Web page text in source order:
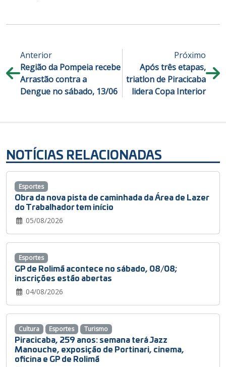
Anterior
Região da Pompeia recebe
Arrastão contra a
Dengue no sábado, 13/06
Próximo
Após três etapas,
triatlon de Piracicaba
lidera Copa Interior
NOTÍCIAS RELACIONADAS
Obra da nova pista de caminhada da Área de Lazer
do Trabalhador tem início
05/08/2026
Esportes
GP de Rolimã acontece no sábado, 08/08;
inscrições estão abertas
04/08/2026
Esportes
Piracicaba, 259 anos: semana terá Jazz
Manouche, exposição de Portinari, cinema,
oficina e GP de Rolimã
Cultura Esportes Turismo